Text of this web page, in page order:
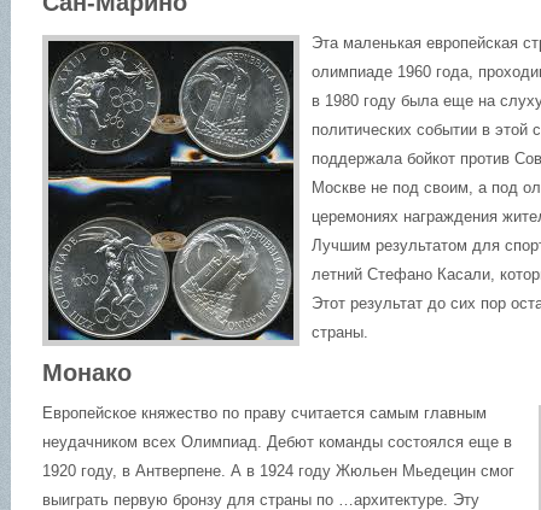
Эта маленькая европейская
олимпиаде 1960 года,
в 1980 году была еще на
политических событии в этой
поддержала бойкот против
Москве не под своим, а под
церемониях награждения
Лучшим результатом для
летний Стефано Касали,
Этот результат до сих пор
страны.
Монако
Европейское княжество по праву считается самым главным
неудачником всех Олимпиад. Дебют команды состоялся еще в
1920 году, в Антверпене. А в 1924 году Жюльен Мьедецин смог
выиграть первую бронзу для страны по …архитектуре. Эту